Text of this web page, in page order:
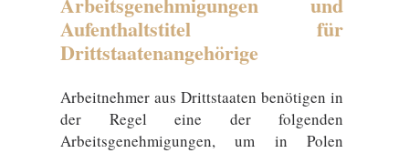
Aufenthaltstitel für
Drittstaatenangehörige
Arbeitnehmer aus Drittstaaten benötigen in
der Regel eine der folgenden
Arbeitsgenehmigungen, um in Polen